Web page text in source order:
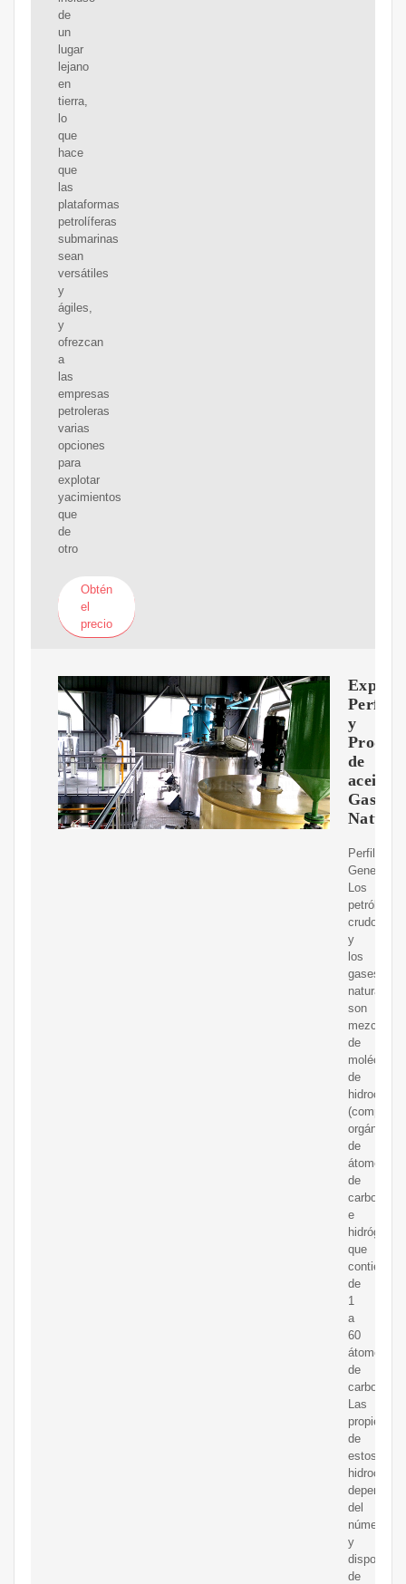
de
un
lugar
lejano
en
tierra,
lo
que
hace
que
las
plataformas
petrolíferas
submarinas
sean
versátiles
y
ágiles,
y
ofrezcan
a
las
empresas
petroleras
varias
opciones
para
explotar
yacimientos
que
de
otro
Obtén
el
precio
y
de
aceitey
Gas
Natural
Perfil
General
Los
petróleos
crudos
y
los
gases
naturales
son
mezclas
de
moléculas
de
orgánicos
de
átomos
de
carbono
e
hidrógeno)
que
contienen
de
1
a
60
átomos
de
carbono.
Las
de
estos
dependen
del
número
y
disposición
de